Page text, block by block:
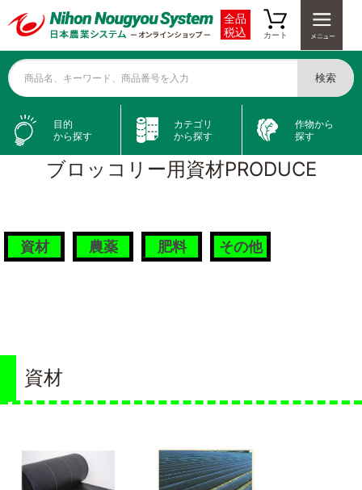
全品
税込
カート
商品名、キーワード、商品番号を入力 検索
目的
から探す
カテゴリ
から探す
作物から
探す
ブロッコリー用資材PRODUCE
資材 農薬 肥料 その他
資材